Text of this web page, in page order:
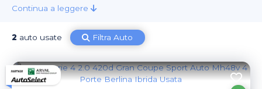
Continua a leggere
2 auto usate Filtra Auto